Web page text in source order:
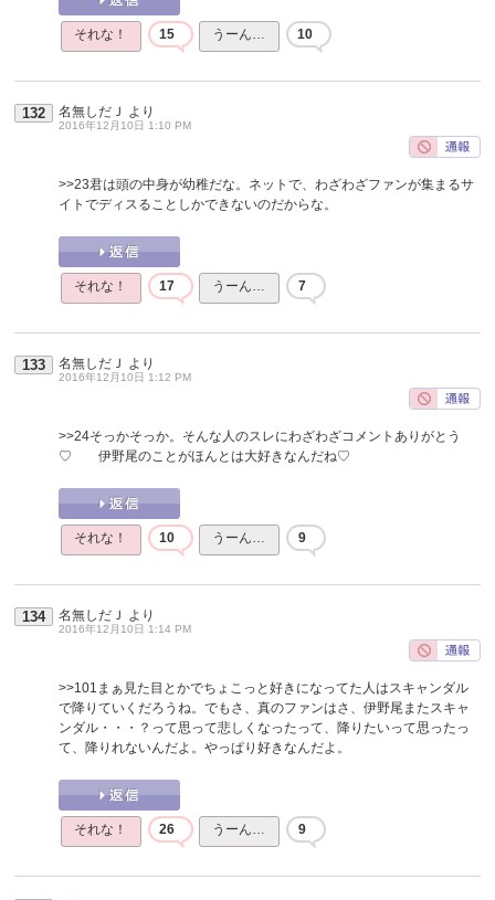
それな！ 15 うーん… 10
132 名無しだＪ より
2016年12月10日 1:10 PM
>>23君は頭の中身が幼稚だな。ネットで、わざわざファンが集まるサ
イトでディスることしかできないのだからな。
それな！ 17 うーん… 7
133 名無しだＪ より
2016年12月10日 1:12 PM
>>24そっかそっか。そんな人のスレにわざわざコメントありがとう
♡ 伊野尾のことがほんとは大好きなんだね♡
それな！ 10 うーん… 9
134 名無しだＪ より
2016年12月10日 1:14 PM
>>101 まぁ見た目とかでちょこっと好きになってた人はスキャンダル
で降りていくだろうね。でもさ、真のファンはさ、伊野尾またスキャ
ンダル・・・？って思って悲しくなったって、降りたいって思ったっ
て、降りれないんだよ。やっぱり好きなんだよ。
それな！ 26 うーん… 9